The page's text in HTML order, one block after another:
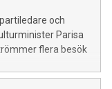
och
Parisa
flera besök